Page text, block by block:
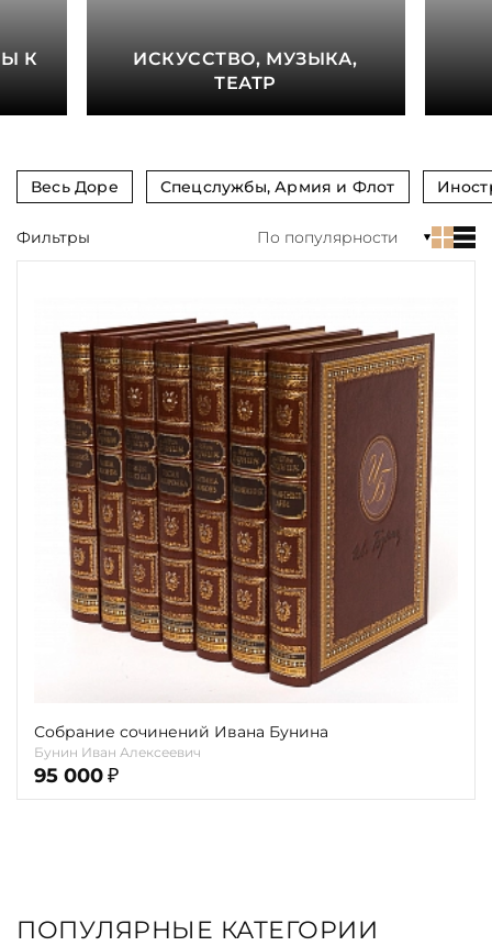
К
ИСКУССТВО, МУЗЫКА,
ТЕАТР
Весь Доре Спецслужбы, Армия и Флот
Язык
Обрез
Тиснение
Пол и возраст
Повод
Религия
Переплёт
Наличие
Фильтры По популярности
Собрание сочинений Ивана Бунина
Бунин Иван Алексеевич
95 000 ₽
ПОПУЛЯРНЫЕ КАТЕГОРИИ